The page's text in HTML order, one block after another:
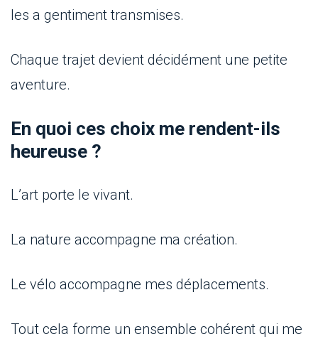
les a gentiment transmises.
Chaque trajet devient décidément une petite
aventure.
En quoi ces choix me rendent-ils
heureuse ?
L’art porte le vivant.
La nature accompagne ma création.
Le vélo accompagne mes déplacements.
Tout cela forme un ensemble cohérent qui me